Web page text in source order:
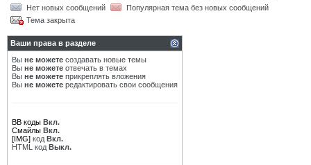
Нет новых сообщений
Популярная тема без новых сообщений
Тема закрыта
Ваши права в разделе
Вы не можете создавать новые темы
Вы не можете отвечать в темах
Вы не можете прикреплять вложения
Вы не можете редактировать свои сообщения
BB коды Вкл.
Смайлы Вкл.
[IMG] код Вкл.
HTML код Выкл.